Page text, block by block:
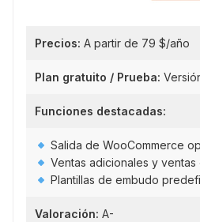
Precios: A partir de 79 $/año
Plan gratuito / Prueba:
Funciones destacadas:
Salida de WooCommerce
Ventas adicionales y
Plantillas de embudo
Valoración: A-